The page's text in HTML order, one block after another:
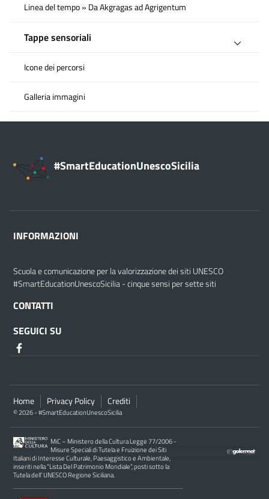
Linea del tempo » Da Akgragas ad Agrigentum
Tappe sensoriali
Icone dei percorsi
Galleria immagini
#SmartEducationUnescoSicilia
INFORMAZIONI
Scuola e comunicazione per la valorizzazione dei siti UNESCO
#SmartEducationUnescoSicilia - cinque sensi per sette siti
CONTATTI
SEGUICI SU
Home Privacy Policy Crediti
© 2026 - #SmartEducationUnescoSicilia
MiC – Ministero della Cultura Legge 77/2006 -
Misure Speciali di Tutela e Fruizione dei Siti
Italiani di Interesse Culturale, Paesaggistico e Ambientale,
inseriti nella “Lista Del Patrimonio Mondiale”, posti sotto la
Tutela dell’ UNESCO Regione Siciliana.